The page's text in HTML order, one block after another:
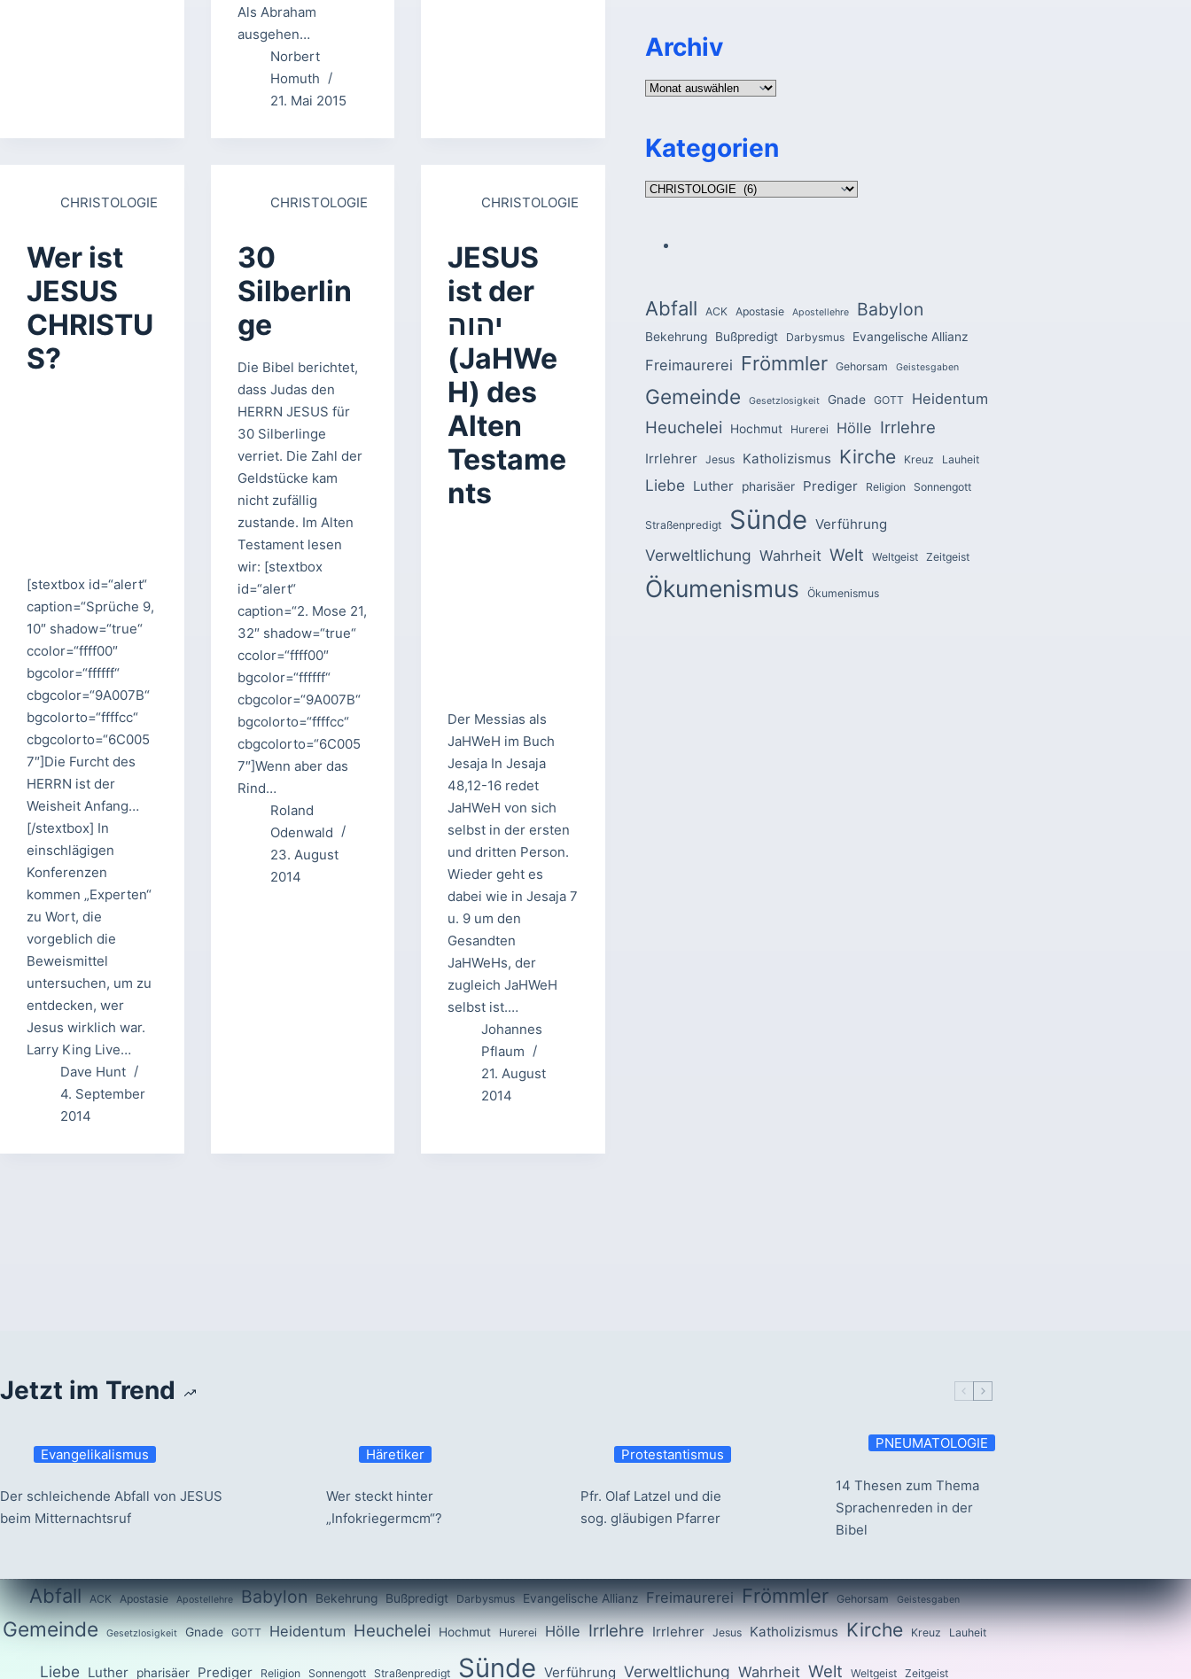
Als Abraham
ausgehen…
Norbert
Homuth
21. Mai 2015
CHRISTOLOGIE
Wer ist
JESUS
CHRISTU
S?
[stextbox id=“alert“
caption=“Sprüche 9,
10″ shadow=“true“
ccolor=“ffff00″
bgcolor=“ffffff“
cbgcolor=“9A007B“
bgcolorto=“ffffcc“
cbgcolorto=“6C005
7″]Die Furcht des
HERRN ist der
Weisheit Anfang…
[/stextbox] In
einschlägigen
Konferenzen
kommen „Experten“
zu Wort, die
vorgeblich die
Beweismittel
untersuchen, um zu
entdecken, wer
Jesus wirklich war.
Larry King Live…
Dave Hunt
4. September
2014
CHRISTOLOGIE
30
Silberlin
ge
Die Bibel berichtet,
dass Judas den
HERRN JESUS für
30 Silberlinge
verriet. Die Zahl der
Geldstücke kam
nicht zufällig
zustande. Im Alten
Testament lesen
wir: [stextbox
id=“alert“
caption=“2. Mose 21,
32″ shadow=“true“
ccolor=“ffff00″
bgcolor=“ffffff“
cbgcolor=“9A007B“
bgcolorto=“ffffcc“
cbgcolorto=“6C005
7″]Wenn aber das
Rind…
Roland
Odenwald
23. August
2014
CHRISTOLOGIE
JESUS
ist der
יהוה
(JaHWe
H) des
Alten
Testame
nts
Der Messias als
JaHWeH im Buch
Jesaja In Jesaja
48,12-16 redet
JaHWeH von sich
selbst in der ersten
und dritten Person.
Wieder geht es
dabei wie in Jesaja 7
u. 9 um den
Gesandten
JaHWeHs, der
zugleich JaHWeH
selbst ist.…
Johannes
Pflaum
21. August
2014
Archiv
Archiv
Kategorien
Kategorien
Abfall ACK Apostasie Apostellehre Babylon
Bekehrung Bußpredigt Darbysmus Evangelische Allianz
Freimaurerei Frömmler Gehorsam Geistesgaben
Gemeinde Gesetzlosigkeit Gnade GOTT Heidentum
Heuchelei Hochmut Hurerei Hölle Irrlehre
Irrlehrer Jesus Katholizismus Kirche Kreuz Lauheit
Liebe Luther pharisäer Prediger Religion Sonnengott
Straßenpredigt Sünde Verführung
Verweltlichung Wahrheit Welt Weltgeist Zeitgeist
Ökumenismus Ökumenismus
Jetzt im Trend
Evangelikalismus
Der schleichende Abfall von JESUS
beim Mitternachtsruf
Häretiker
Wer steckt hinter
„Infokriegermcm“?
Protestantismus
Pfr. Olaf Latzel und die
sog. gläubigen Pfarrer
PNEUMATOLOGIE
14 Thesen zum Thema
Sprachenreden in der
Bibel
Abfall ACK Apostasie Apostellehre Babylon Bekehrung Bußpredigt Darbysmus Evangelische Allianz Freimaurerei Frömmler Gehorsam Geistesgaben
Gemeinde Gesetzlosigkeit Gnade GOTT Heidentum Heuchelei Hochmut Hurerei Hölle Irrlehre Irrlehrer Jesus Katholizismus Kirche Kreuz Lauheit
Liebe Luther pharisäer Prediger Religion Sonnengott Straßenpredigt Sünde Verführung Verweltlichung Wahrheit Welt Weltgeist Zeitgeist